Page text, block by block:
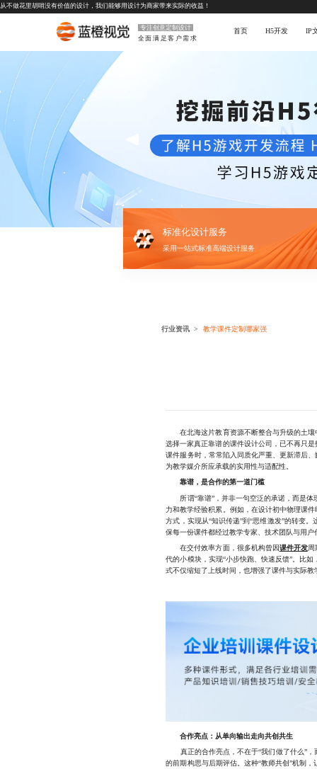
从不做花里胡哨没有价值的设计，我们能够用设计为商家带来实际的收益！
专注创意定制设计
全面满足客户需求
首页 H5开发 IP
标准化设计服务
采用一站式标准高端设计服务
行业资讯 教学课件定制哪家强
在北海这片教育资源不断整合与升级的土壤
选择一家真正靠谱的课件设计公司，已不再只
课件服务时，常常陷入同质化严重、更新滞后
为教学媒介所应承载的实用性与适配性。
靠谱，是合作的第一道门槛
所谓“靠谱”，并非一句空泛的承诺，而是体
力和教学经验积累。例如，在设计初中物理课
方式，实现从“知识传递”到“思维激发”的转变
保每一份课件都经过教学专家、技术团队与用
在交付效率方面，很多机构曾因课件开发周
代的小模块，实现“小步快跑、快速反馈”。比
式不仅缩短了上线时间，也增强了课件与实际教
合作亮点：从单向输出走向共创共生
真正的合作亮点，不在于“我们做了什么”，
的前期构思与后期评估。这种“教师共创”机制